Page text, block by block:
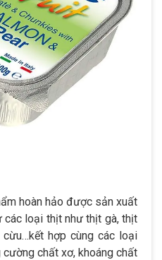
hoàn hảo được sản xuất
loại thịt như thịt gà, thịt
hợp cùng các loại
chất xơ, khoáng chất